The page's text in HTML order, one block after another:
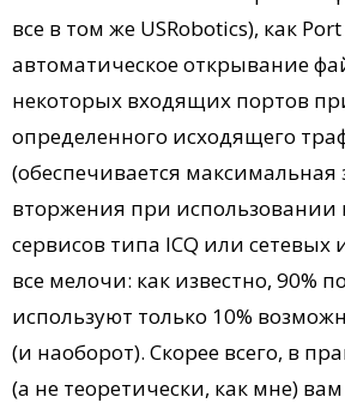
все в том же USRobotics), как
автоматическое открывание
некоторых входящих портов
определенного исходящего
(обеспечивается максимальная
вторжения при использовании
сервисов типа ICQ или сетевых
все мелочи: как известно, 90%
используют только 10%
(и наоборот). Скорее всего, в
(а не теоретически, как мне) вам